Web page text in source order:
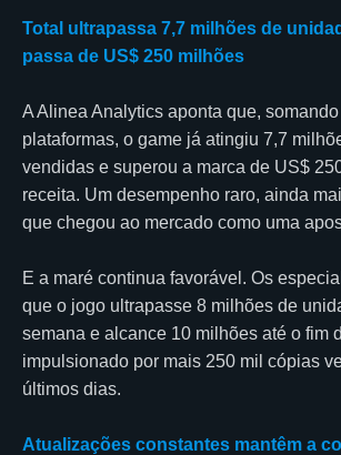
Total ultrapassa 7,7 milhões de
passa de US$ 250 milhões
A Alinea Analytics aponta que,
plataformas, o game já atingiu 7,7
vendidas e superou a marca de US$
receita. Um desempenho raro, ainda
que chegou ao mercado como uma
E a maré continua favorável. Os
que o jogo ultrapasse 8 milhões de
semana e alcance 10 milhões até o fim
impulsionado por mais 250 mil cópias
últimos dias.
Atualizações constantes mantêm a